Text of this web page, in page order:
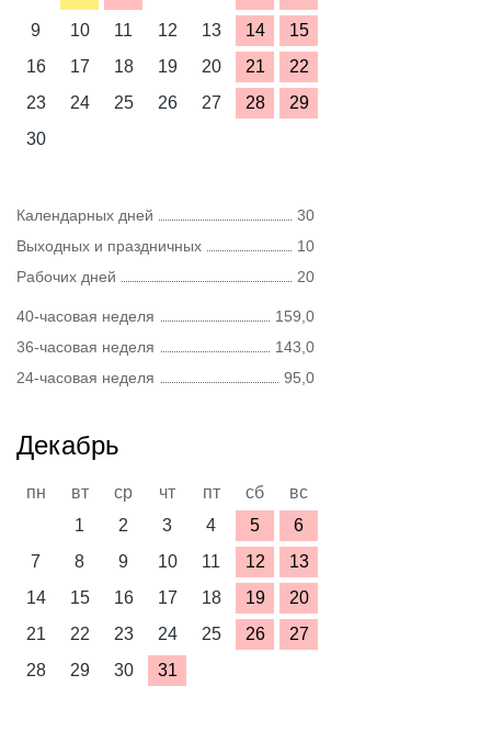
9
10 11 12 13 14
15
16
17 18 19 20 21
22
23
24 25 26 27 28
29
30
Календарных дней
30
Выходных и праздничных
10
Рабочих дней
20
40-часовая неделя
159,0
36-часовая неделя
143,0
24-часовая неделя
95,0
Декабрь
пн вт ср чт пт сб
вс
1
2 3 4 5
6
7
8 9 10 11 12
13
14
15 16 17 18 19
20
21
22 23 24 25 26
27
28
29 30 31